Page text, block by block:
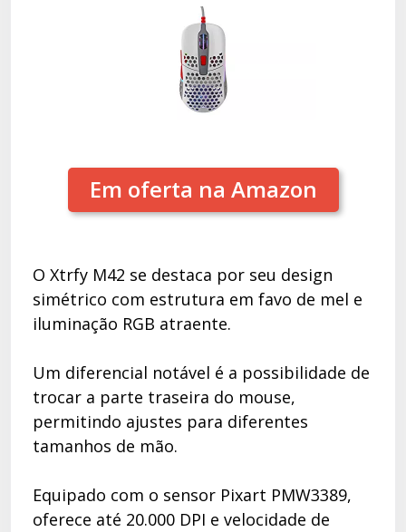
Em oferta na Amazon
O Xtrfy M42 se destaca por seu design
simétrico com estrutura em favo de mel e
iluminação RGB atraente.
Um diferencial notável é a possibilidade de
trocar a parte traseira do mouse,
permitindo ajustes para diferentes
tamanhos de mão.
Equipado com o sensor Pixart PMW3389,
oferece até 20.000 DPI e velocidade de